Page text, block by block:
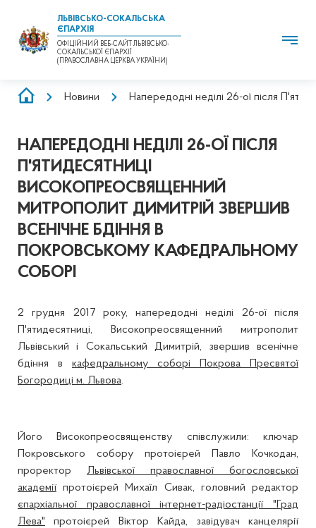
ЛЬВІВСЬКО-СОКАЛЬСЬКА
ЄПАРХІЯ
ОФІЦІЙНИЙ ВЕБ-САЙТ ЛЬВІВСЬКО-
СОКАЛЬСЬКОЇ ЄПАРХІЇ
(ПРАВОСЛАВНА ЦЕРКВА УКРАЇНИ)
РЯДОК
Новини Напередодні неділі 26-ої після
НАПЕРЕДОДНІ НЕДІЛІ 26-ОЇ ПІСЛЯ
П'ЯТИДЕСЯТНИЦІ
ВИСОКОПРЕОСВЯЩЕННИЙ
МИТРОПОЛИТ ДИМИТРІЙ ЗВЕРШИВ
ВСЕНІЧНЕ БДІННЯ В
ПОКРОВСЬКОМУ КАФЕДРАЛЬНОМУ
СОБОРІ
2 грудня 2017 року, напередодні неділі 26-ої після
П'ятидесятниці, Високопреосвященний митрополит
Львівський і Сокальський Димитрій, звершив всенічне
бдіння в кафедральному соборі Покрова Пресвятої
Богородиці м. Львова.
Його Високопреосвященству співслужили: ключар
Покровського собору протоієрей Павло Кочкодан,
проректор Львівської православної богословської
академії протоієрей Михаїл Сивак, головний редактор
єпархіальної православної інтернет-радіостанції "Град
Лева" протоієрей Віктор Кайда, завідувач канцелярії